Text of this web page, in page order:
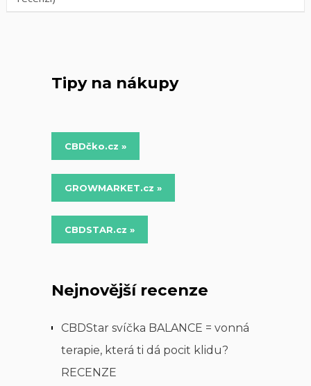
Tipy na nákupy
CBDčko.cz »
GROWMARKET.cz »
CBDSTAR.cz »
Nejnovější recenze
CBDStar svíčka BALANCE = vonná
terapie, která ti dá pocit klidu?
RECENZE